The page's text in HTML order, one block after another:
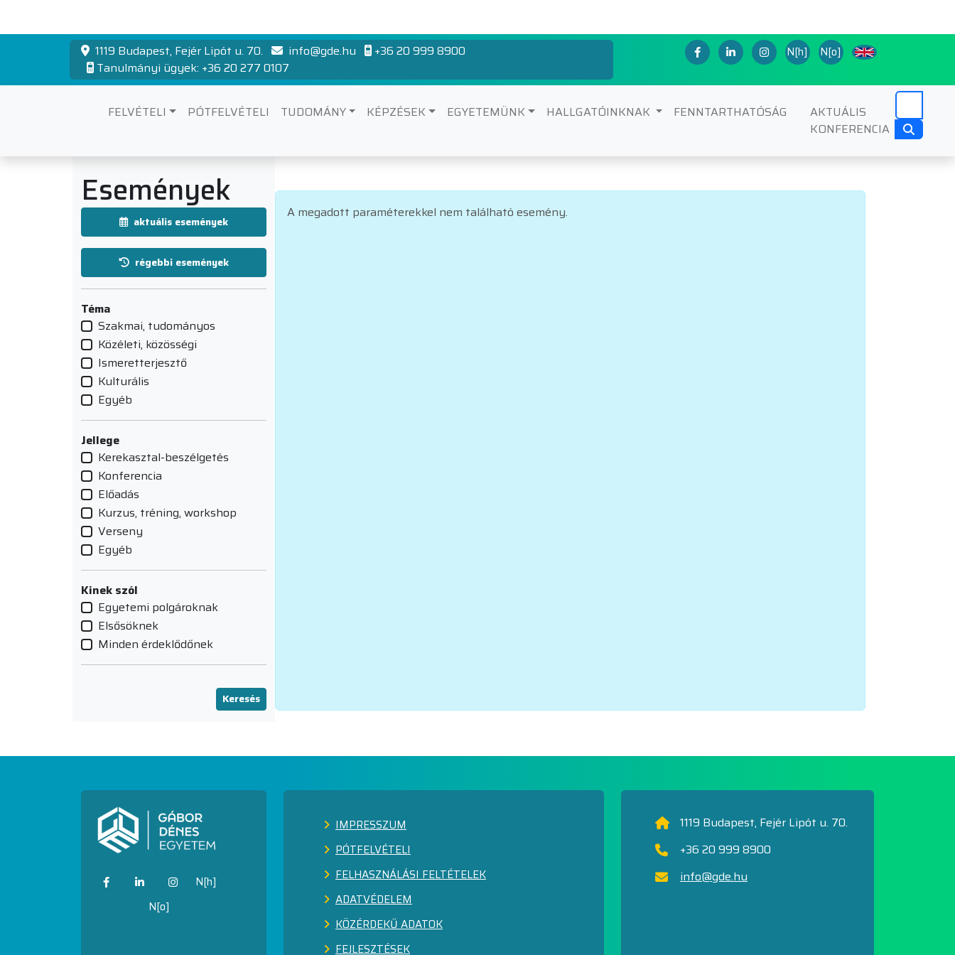
1119 Budapest, Fejér Lipót u. 70. info@gde.hu
+36 20 999 8900
Tanulmányi ügyek: +36 20 277 0107
N[h] N[o]
FELVÉTELI PÓTFELVÉTELI TUDOMÁNY KÉPZÉSEK EGYETEMÜNK HALLGATÓINKNAK FENNTARTHATÓSÁG
AKTUÁLIS
KONFERENCIA
Események
aktuális események
régebbi események
Téma
Szakmai, tudományos
Közéleti, közösségi
Ismeretterjesztő
Kulturális
Egyéb
Jellege
Kerekasztal-beszélgetés
Konferencia
Előadás
Kurzus, tréning, workshop
Verseny
Egyéb
Kinek szól
Egyetemi polgároknak
Elsősöknek
Minden érdeklődőnek
Keresés
A megadott paraméterekkel nem található esemény.
N[h]
N[o]
IMPRESSZUM
PÓTFELVÉTELI
FELHASZNÁLÁSI FELTÉTELEK
ADATVÉDELEM
KÖZÉRDEKŰ ADATOK
FEJLESZTÉSEK
1119 Budapest, Fejér Lipót u. 70.
+36 20 999 8900
info@gde.hu